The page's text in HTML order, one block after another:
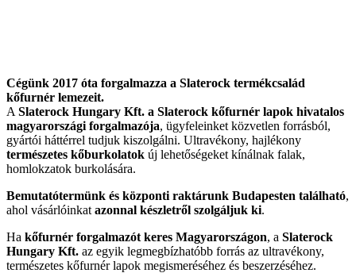
Cégünk 2017 óta forgalmazza a Slaterock termékcsalád
kőfurnér lemezeit.
A Slaterock Hungary Kft. a Slaterock kőfurnér lapok hivatalos
magyarországi forgalmazója, ügyfeleinket közvetlen forrásból,
gyártói háttérrel tudjuk kiszolgálni. Ultravékony, hajlékony
természetes kőburkolatok új lehetőségeket kínálnak falak,
homlokzatok burkolására.
Bemutatótermünk és központi raktárunk Budapesten található,
ahol vásárlóinkat azonnal készletről szolgáljuk ki.
Ha kőfurnér forgalmazót keres Magyarországon, a Slaterock
Hungary Kft. az egyik legmegbízhatóbb forrás az ultravékony,
természetes kőfurnér lapok megismeréséhez és beszerzéséhez.